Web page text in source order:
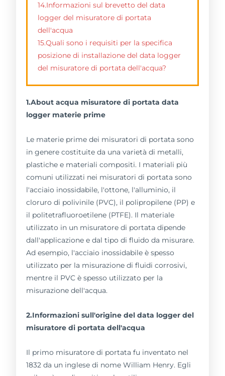
14.Informazioni sul brevetto del data
logger del misuratore di portata
dell'acqua
15.Quali sono i requisiti per la specifica
posizione di installazione del data logger
del misuratore di portata dell'acqua?
1.About acqua misuratore di portata data
logger materie prime
Le materie prime dei misuratori di portata sono
in genere costituite da una varietà di metalli,
plastiche e materiali compositi. I materiali più
comuni utilizzati nei misuratori di portata sono
l'acciaio inossidabile, l'ottone, l'alluminio, il
cloruro di polivinile (PVC), il polipropilene (PP) e
il politetrafluoroetilene (PTFE). Il materiale
utilizzato in un misuratore di portata dipende
dall'applicazione e dal tipo di fluido da misurare.
Ad esempio, l'acciaio inossidabile è spesso
utilizzato per la misurazione di fluidi corrosivi,
mentre il PVC è spesso utilizzato per la
misurazione dell'acqua.
2.Informazioni sull'origine del data logger del
misuratore di portata dell'acqua
Il primo misuratore di portata fu inventato nel
1832 da un inglese di nome William Henry. Egli